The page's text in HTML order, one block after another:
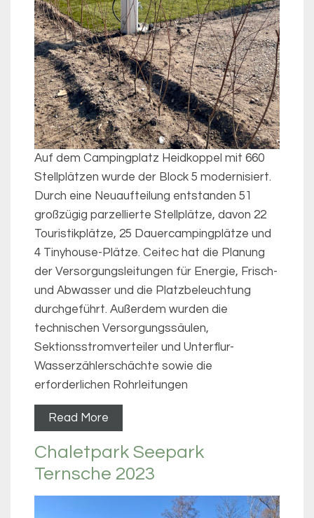
Auf dem Campingplatz Heidkoppel mit 660
Stellplätzen wurde der Block 5 modernisiert.
Durch eine Neuaufteilung entstanden 51
großzügig parzellierte Stellplätze, davon 22
Touristikplätze, 25 Dauercampingplätze und
4 Tinyhouse-Plätze. Ceitec hat die Planung
der Versorgungsleitungen für Energie, Frisch-
und Abwasser und die Platzbeleuchtung
durchgeführt. Außerdem wurden die
technischen Versorgungssäulen,
Sektionsstromverteiler und Unterflur-
Wasserzählerschächte sowie die
erforderlichen Rohrleitungen
Read More
Chaletpark Seepark
Ternsche 2023